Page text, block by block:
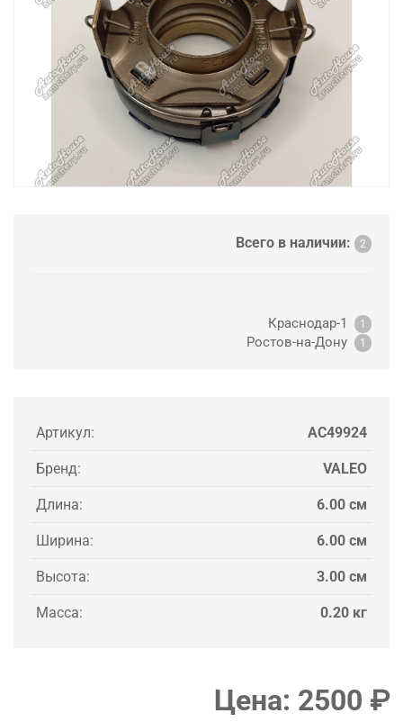
Всего в наличии: 2
Краснодар-1 1
Ростов-на-Дону 1
Артикул: AC49924
Бренд: VALEO
Длина: 6.00 см
Ширина: 6.00 см
Высота: 3.00 см
Масса: 0.20 кг
Цена: 2500 ₽